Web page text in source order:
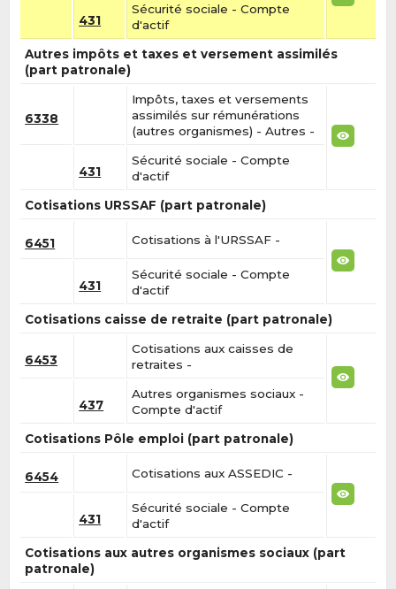
431
Sécurité sociale - Compte
d'actif
Autres impôts et taxes et versement assimilés
(part patronale)
6338
Impôts, taxes et versements
assimilés sur rémunérations
(autres organismes) - Autres -
431
Sécurité sociale - Compte
d'actif
Cotisations URSSAF (part patronale)
6451 Cotisations à l'URSSAF -
431
Sécurité sociale - Compte
d'actif
Cotisations caisse de retraite (part patronale)
6453
Cotisations aux caisses de
retraites -
437
Autres organismes sociaux -
Compte d'actif
Cotisations Pôle emploi (part patronale)
6454 Cotisations aux ASSEDIC -
431
Sécurité sociale - Compte
d'actif
Cotisations aux autres organismes sociaux (part
patronale)